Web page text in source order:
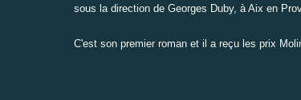
sous la direction de Georges Duby, à Aix en
C'est son premier roman et il a reçu les prix